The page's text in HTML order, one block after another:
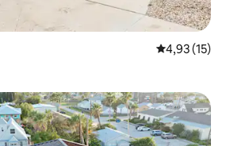
4,93 ud af 5
4,93 (15)